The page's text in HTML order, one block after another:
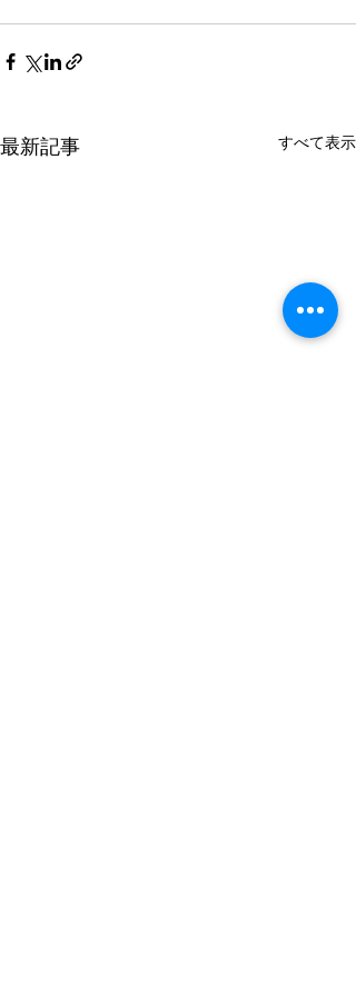
最新記事 すべて表示